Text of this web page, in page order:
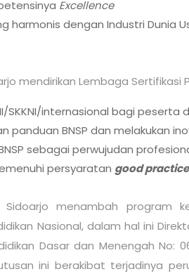
Excellence
dengan Industri Dunia
mendirikan Lembaga Sertifikasi
SKKNI/internasional bagi peserta
BNSP dan melakukan
sebagai perwujudan
persyaratan good
menambah program
Nasional, dalam hal ini
Dasar dan Menengah No:
ini berakibat terjadinya